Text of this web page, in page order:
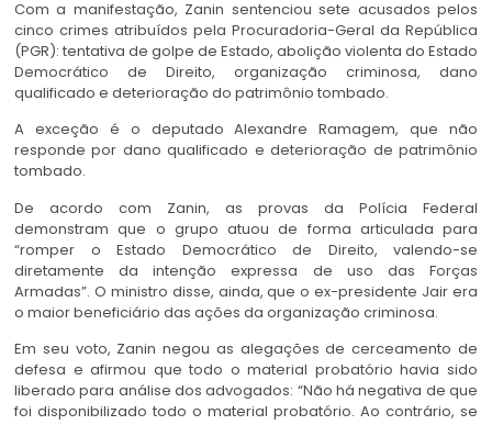
Com a manifestação, Zanin sentenciou sete acusados pelos
cinco crimes atribuídos pela Procuradoria-Geral da República
(PGR): tentativa de golpe de Estado, abolição violenta do Estado
Democrático de Direito, organização criminosa, dano
qualificado e deterioração do patrimônio tombado.
A exceção é o deputado Alexandre Ramagem, que não
responde por dano qualificado e deterioração de patrimônio
tombado.
De acordo com Zanin, as provas da Polícia Federal
demonstram que o grupo atuou de forma articulada para
“romper o Estado Democrático de Direito, valendo-se
diretamente da intenção expressa de uso das Forças
Armadas”. O ministro disse, ainda, que o ex-presidente Jair era
o maior beneficiário das ações da organização criminosa.
Em seu voto, Zanin negou as alegações de cerceamento de
defesa e afirmou que todo o material probatório havia sido
liberado para análise dos advogados: “Não há negativa de que
foi disponibilizado todo o material probatório. Ao contrário, se